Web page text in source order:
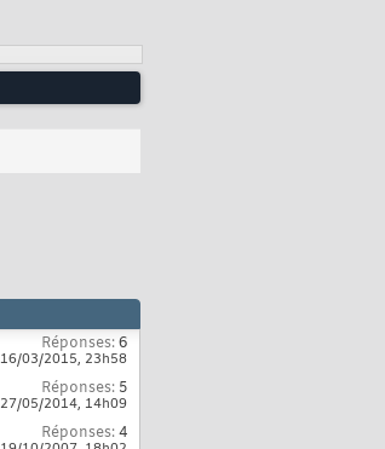
Réponses:6
16/03/2015, 23h58
Réponses: 5
27/05/2014, 14h09
Réponses:4